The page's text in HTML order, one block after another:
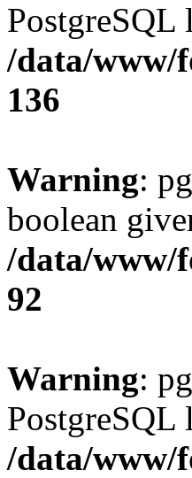
PostgreSQL
/data/www/
136
Warning:
boolean
/data/www/
92
Warning:
PostgreSQL
/data/www/